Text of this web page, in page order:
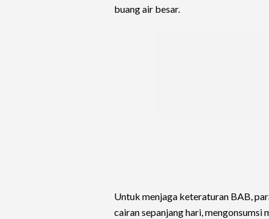
buang air besar.
Untuk menjaga keteraturan BAB,
cairan sepanjang hari, mengonsumsi